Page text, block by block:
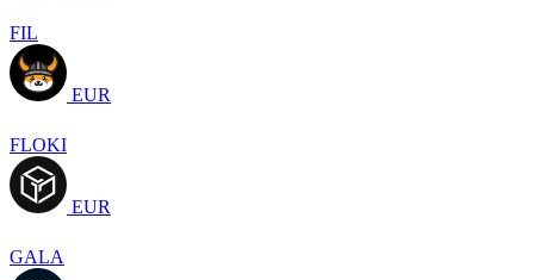
FIL
EUR
FLOKI
EUR
GALA